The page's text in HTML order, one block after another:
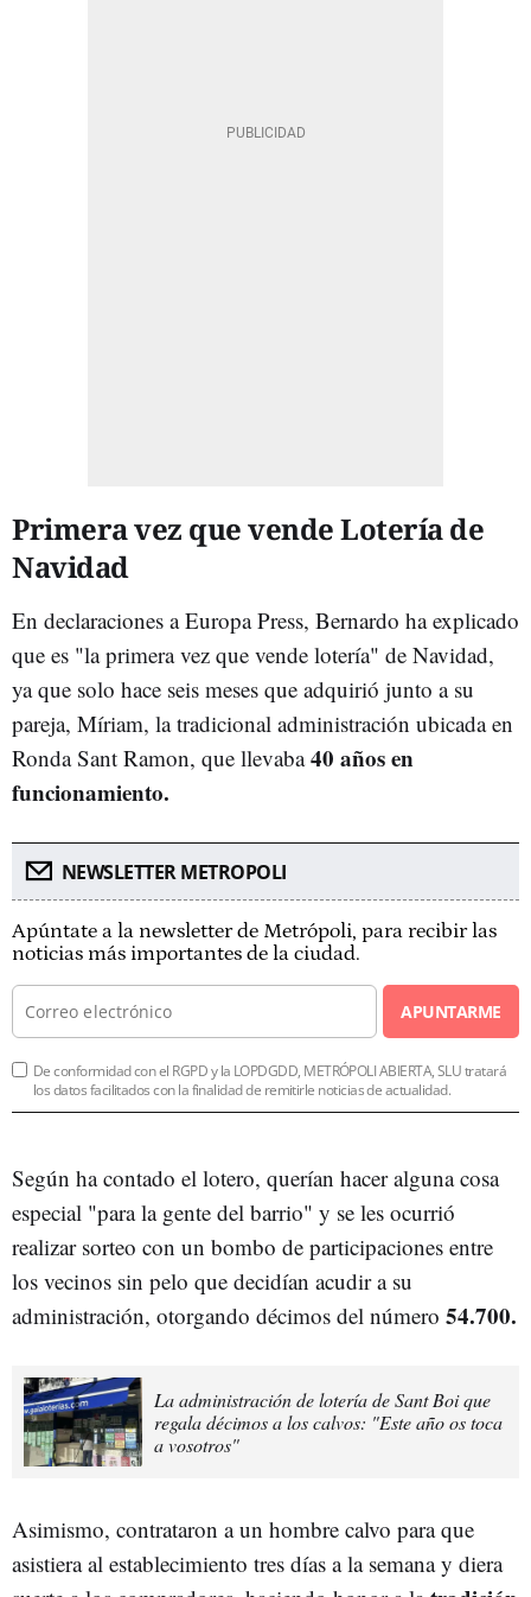
Primera vez que vende Lotería de
Navidad
En declaraciones a Europa Press, Bernardo ha explicado
que es "la primera vez que vende lotería" de Navidad,
ya que solo hace seis meses que adquirió junto a su
pareja, Míriam, la tradicional administración ubicada en
Ronda Sant Ramon, que llevaba40 años en
funcionamiento.
NEWSLETTER METROPOLI
Apúntate a la newsletter de Metrópoli, para recibir las
noticias más importantes de la ciudad.
APUNTARME
De conformidad con el RGPD y la LOPDGDD, METRÓPOLI ABIERTA, SLU tratará
los datos facilitados con la finalidad de remitirle noticias de actualidad.
Según ha contado el lotero, querían hacer alguna cosa
especial "para la gente del barrio" y se les ocurrió
realizar sorteo con un bombo de participaciones entre
los vecinos sin pelo que decidían acudir a su
administración, otorgando décimos del número 54.700.
La administración de lotería de Sant Boi que
regala décimos a los calvos: "Este año os toca
a vosotros"
Asimismo, contrataron a un hombre calvo para que
asistiera al establecimiento tres días a la semana y diera